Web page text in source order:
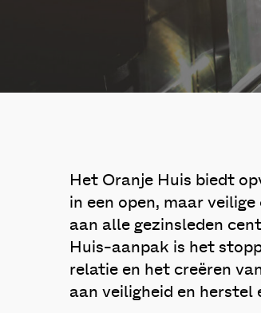
Het Oranje Huis biedt
in een open, maar
aan alle gezinsleden
Huis-aanpak is het
relatie en het creëren
aan veiligheid en herstel